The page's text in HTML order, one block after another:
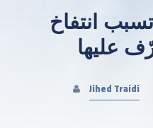
Search in
انتفاخ
عليها
Jihed Traidi